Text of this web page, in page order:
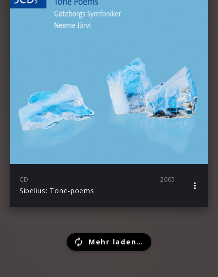
CD 2005
Sibelius: Tone-poems
Mehr laden…